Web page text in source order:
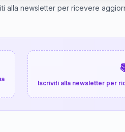
alla newsletter per ricevere
Iscriviti alla newsletter per